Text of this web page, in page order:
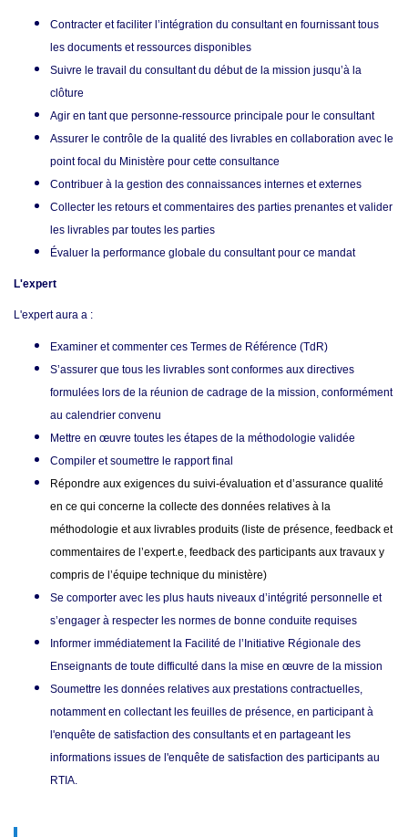
Contracter et faciliter l’intégration du consultant en fournissant tous
les documents et ressources disponibles
Suivre le travail du consultant du début de la mission jusqu’à la
clôture
Agir en tant que personne-ressource principale pour le consultant
Assurer le contrôle de la qualité des livrables en collaboration avec le
point focal du Ministère pour cette consultance
Contribuer à la gestion des connaissances internes et externes
Collecter les retours et commentaires des parties prenantes et valider
les livrables par toutes les parties
Évaluer la performance globale du consultant pour ce mandat
L'expert
L'expert aura a :
Examiner et commenter ces Termes de Référence (TdR)
S’assurer que tous les livrables sont conformes aux directives
formulées lors de la réunion de cadrage de la mission, conformément
au calendrier convenu
Mettre en œuvre toutes les étapes de la méthodologie validée
Compiler et soumettre le rapport final
Répondre aux exigences du suivi-évaluation et d’assurance qualité
en ce qui concerne la collecte des données relatives à la
méthodologie et aux livrables produits (liste de présence, feedback et
commentaires de l’expert.e, feedback des participants aux travaux y
compris de l’équipe technique du ministère)
Se comporter avec les plus hauts niveaux d’intégrité personnelle et
s’engager à respecter les normes de bonne conduite requises
Informer immédiatement la Facilité de l’Initiative Régionale des
Enseignants de toute difficulté dans la mise en œuvre de la mission
Soumettre les données relatives aux prestations contractuelles,
notamment en collectant les feuilles de présence, en participant à
l'enquête de satisfaction des consultants et en partageant les
informations issues de l'enquête de satisfaction des participants au
RTIA.